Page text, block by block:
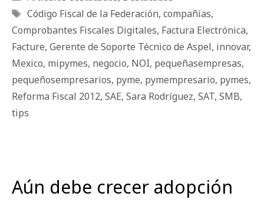
Etiquetas
Código Fiscal de la Federación, compañías,
Comprobantes Fiscales Digitales, Factura Electrónica,
Facture, Gerente de Soporte Técnico de Aspel, innovar,
Mexico, mipymes, negocio, NOI, pequeñasempresas,
pequeñosempresarios, pyme, pymempresario, pymes,
Reforma Fiscal 2012, SAE, Sara Rodríguez, SAT, SMB,
tips
Aún debe crecer adopción